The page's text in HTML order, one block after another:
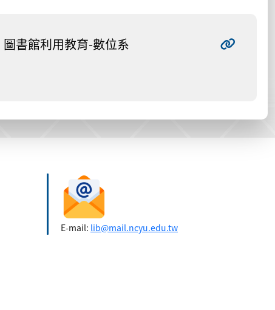
圖書館利用教育-數位系
E-mail: lib@mail.ncyu.edu.tw